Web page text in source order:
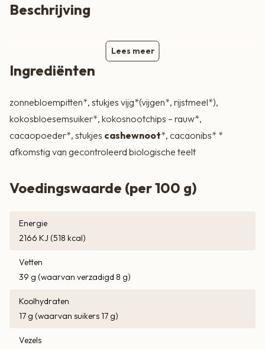
Beschrijving
Lees meer
Ingrediënten
zonnebloempitten*, stukjes vijg*(vijgen*, rijstmeel*),
kokosbloesemsuiker*, kokosnootchips – rauw*,
cacaopoeder*, stukjes cashewnoot*, cacaonibs* *
afkomstig van gecontroleerd biologische teelt
Voedingswaarde (per 100 g)
Energie
2166 KJ (518 kcal)
Vetten
39 g (waarvan verzadigd 8 g)
Koolhydraten
17 g (waarvan suikers 17 g)
Vezels